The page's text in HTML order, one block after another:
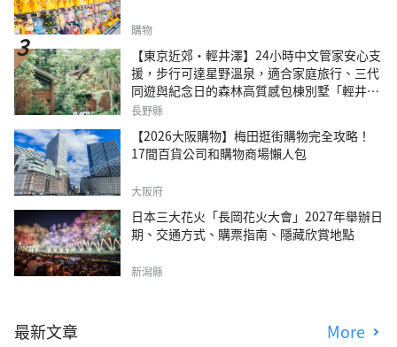
購物
【東京近郊・輕井澤】24小時中文管家安心支
援，步行可達星野溫泉，適合家庭旅行、三代
同遊與紀念日的森林高質感包棟別墅「輕井澤
森四季VILLA」
長野縣
【2026大阪購物】梅田逛街購物完全攻略！
17間百貨公司和購物商場懶人包
大阪府
日本三大花火「長岡花火大會」2027年舉辦日
期、交通方式、購票指南、隱藏欣賞地點
新潟縣
最新文章 More